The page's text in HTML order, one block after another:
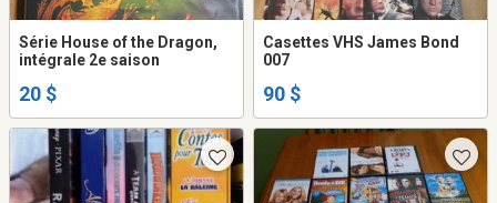
Série House of the Dragon,
intégrale 2e saison
20 $
Casettes VHS James Bond
007
90 $